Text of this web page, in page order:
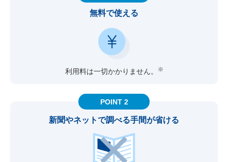
無料で使える
利用料は一切かかりません。 ※
POINT 2
新聞やネットで調べる手間が省ける